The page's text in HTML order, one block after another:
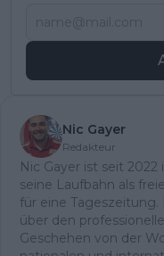
Nic Gayer
Redakteur
Nic Gayer ist seit
seine Laufbahn als
für eine
über den
Geschehen von der